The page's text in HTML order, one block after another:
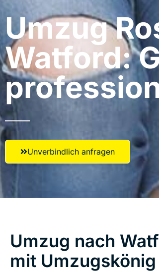
Umzug
Watford:
Unverbindlich anfragen
Umzug nach
mit